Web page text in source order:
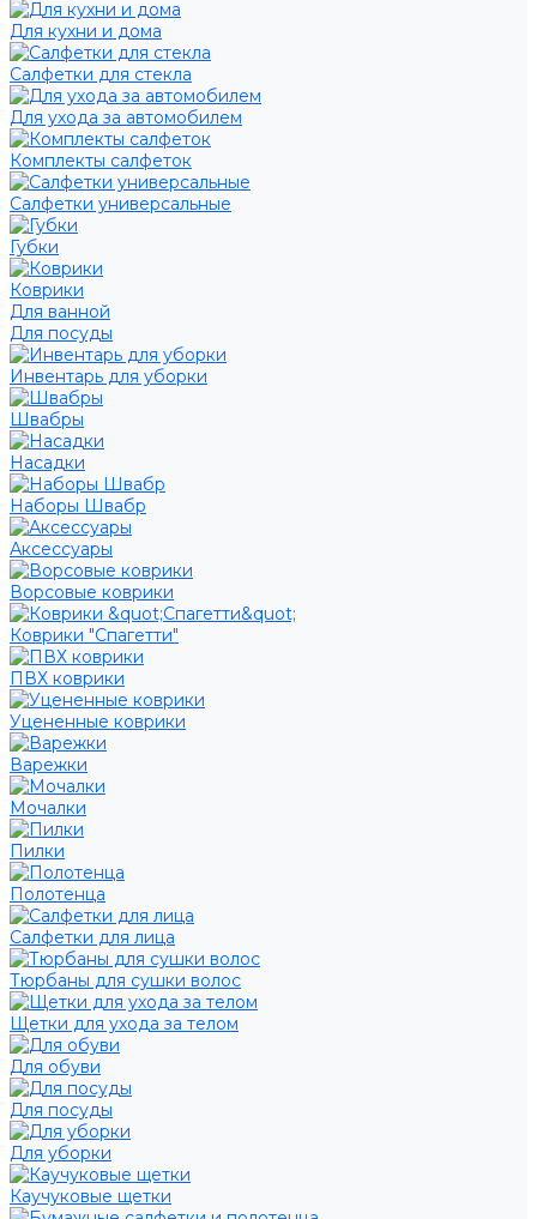
Для кухни и дома
Салфетки для стекла
Для ухода за автомобилем
Комплекты салфеток
Салфетки универсальные
Губки
Коврики
Для ванной
Для посуды
Инвентарь для уборки
Швабры
Насадки
Наборы Швабр
Аксессуары
Ворсовые коврики
Коврики "Спагетти"
ПВХ коврики
Уцененные коврики
Варежки
Мочалки
Пилки
Полотенца
Салфетки для лица
Тюрбаны для сушки волос
Щетки для ухода за телом
Для обуви
Для посуды
Для уборки
Каучуковые щетки